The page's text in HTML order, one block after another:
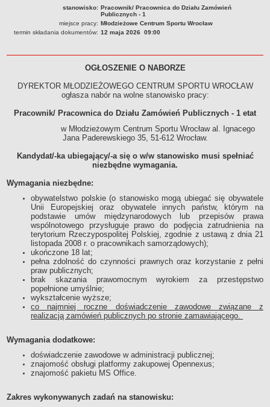
Przyjmowanie i załatwianie spraw
Praca
Kontrole
Deklaracja dostępności
Plan postępowań
Platforma zakupowa
Plan postepowań o udzielenie zamówień na rok 2026
SPRAWOZDANIA
Sprawozdania finansowe 2020
Sprawozdania finansowe 2021
Sprawozdania finansowe 2022
Sprawozdania finansowe 2023
Sprawozdania finansowe 2024
Sprawozdania finansowe 2025
stanowisko: Pracownik/ Pracownica do Działu Zamówień
Publicznych - 1
miejsce pracy: Młodzieżowe Centrum Sportu Wrocław
termin składania dokumentów: 12 maja 2026 09:00
OGŁOSZENIE O NABORZE
DYREKTOR MŁODZIEŻOWEGO CENTRUM SPORTU WROCŁAW
ogłasza nabór na wolne stanowisko pracy:
Pracownik/ Pracownica do Działu Zamówień Publicznych - 1 etat
w Młodzieżowym Centrum Sportu Wrocław al. Ignacego
Jana Paderewskiego 35, 51-612 Wrocław.
Kandydat/-ka ubiegający/-a się o w/w stanowisko musi spełniać
niezbędne wymagania.
Wymagania niezbędne:
obywatelstwo polskie (o stanowisko mogą ubiegać się obywatele
Unii Europejskiej oraz obywatele innych państw, którym na
podstawie umów międzynarodowych lub przepisów prawa
wspólnotowego przysługuje prawo do podjęcia zatrudnienia na
terytorium Rzeczypospolitej Polskiej, zgodnie z ustawą z dnia 21
listopada 2008 r. o pracownikach samorządowych);
ukończone 18 lat;
pełna zdolność do czynności prawnych oraz korzystanie z pełni
praw publicznych;
brak skazania prawomocnym wyrokiem za przestępstwo
popełnione umyślnie;
wykształcenie wyższe;
co najmniej roczne doświadczenie zawodowe związane z
realizacją zamówień publicznych po stronie zamawiającego.
Wymagania dodatkowe:
doświadczenie zawodowe w administracji publicznej;
znajomość obsługi platformy zakupowej Opennexus;
znajomość pakietu MS Office.
Zakres wykonywanych zadań na stanowisku: